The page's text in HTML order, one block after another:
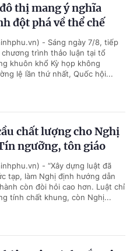
thị mang ý nghĩa
đột phá về thể chế
- Sáng ngày 7/8, tiếp
trình thảo luận tại tổ
khuôn khổ Kỳ họp không
lệ lần thứ nhất, Quốc hội...
chất lượng cho Nghị
ngưỡng, tôn giáo
- “Xây dựng luật đã
tạp, làm Nghị định hướng dẫn
còn đòi hỏi cao hơn. Luật chỉ
tính chất khung, còn Nghị...